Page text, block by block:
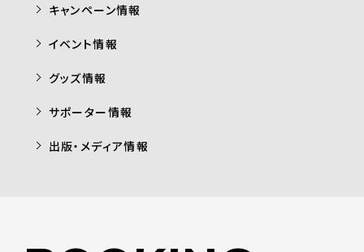
キャンペーン情報
イベント情報
グッズ情報
サポーター情報
出版・メディア情報